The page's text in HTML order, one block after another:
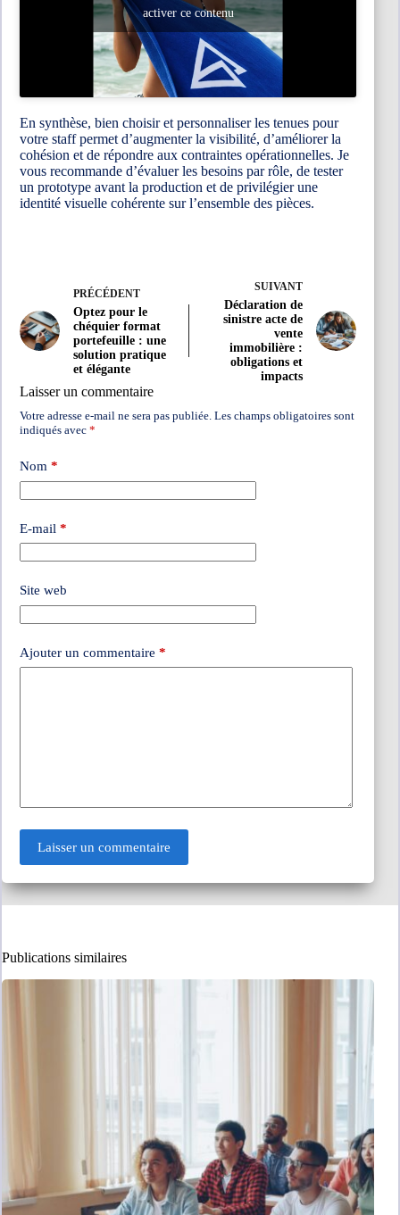
activer ce contenu
En synthèse, bien choisir et personnaliser les tenues pour
votre staff permet d’augmenter la visibilité, d’améliorer la
cohésion et de répondre aux contraintes opérationnelles. Je
vous recommande d’évaluer les besoins par rôle, de tester
un prototype avant la production et de privilégier une
identité visuelle cohérente sur l’ensemble des pièces.
PRÉCÉDENT
Optez pour le
chéquier format
portefeuille : une
solution pratique
et élégante
SUIVANT
Déclaration de
sinistre acte de
vente
immobilière :
obligations et
impacts
Laisser un commentaire
Votre adresse e-mail ne sera pas publiée. Les champs obligatoires sont
indiqués avec *
Nom *
E-mail *
Site web
Ajouter un commentaire *
Laisser un commentaire
Publications similaires